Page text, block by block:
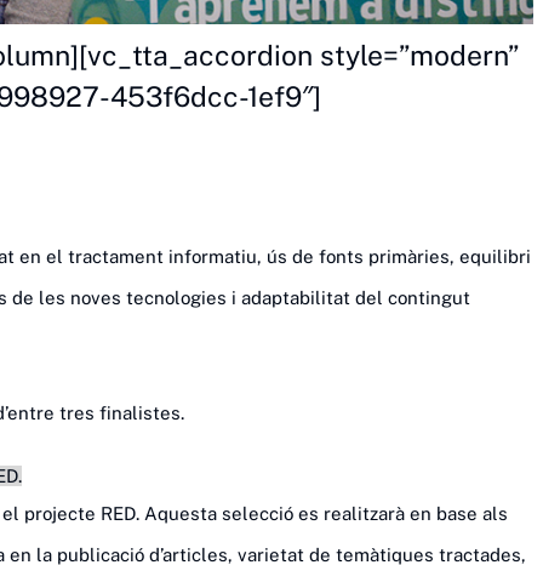
style=”modern”
453f6dcc-1ef9″]
en el tractament informatiu, ús de fonts primàries, equilibri
de les noves tecnologies i adaptabilitat del contingut
tres finalistes.
projecte RED. Aquesta selecció es realitzarà en base als
la publicació d’articles, varietat de temàtiques tractades,